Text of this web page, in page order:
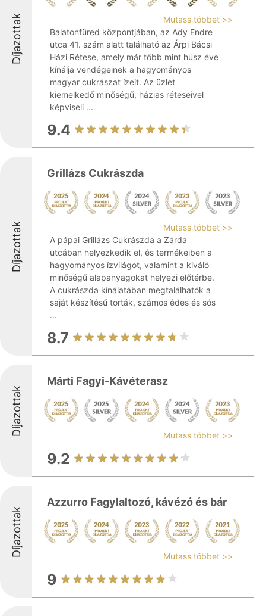
Díjazottak
Mutass többet >>
Balatonfüred központjában, az Ady Endre
utca 41. szám alatt található az Árpi Bácsi
Házi Rétese, amely már több mint húsz éve
kínálja vendégeinek a hagyományos
magyar cukrászat ízeit. Az üzlet
kiemelkedő minőségű, házias réteseivel
képviseli ...
9.4
Díjazottak
Grillázs Cukrászda
Mutass többet >>
A pápai Grillázs Cukrászda a Zárda
utcában helyezkedik el, és termékeiben a
hagyományos ízvilágot, valamint a kiváló
minőségű alapanyagokat helyezi előtérbe.
A cukrászda kínálatában megtalálhatók a
saját készítésű torták, számos édes és sós
...
8.7
Díjazottak
Márti Fagyi-Kávéterasz
Mutass többet >>
9.2
Díjazottak
Azzurro Fagylaltozó, kávézó és bár
Mutass többet >>
9